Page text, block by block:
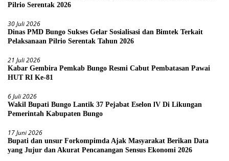
Pilrio Serentak 2026
30 Juli 2026
Dinas PMD Bungo Sukses Gelar Sosialisasi dan Bimtek Terkait
Pelaksanaan Pilrio Serentak Tahun 2026
21 Juli 2026
Kabar Gembira Pemkab Bungo Resmi Cabut Pembatasan Pawai
HUT RI Ke-81
6 Juli 2026
Wakil Bupati Bungo Lantik 37 Pejabat Eselon lV Di Likungan
Pemerintah Kabupaten Bungo
17 Juni 2026
Bupati dan unsur Forkompimda Ajak Masyarakat Berikan Data
yang Jujur dan Akurat Pencanangan Sensus Ekonomi 2026